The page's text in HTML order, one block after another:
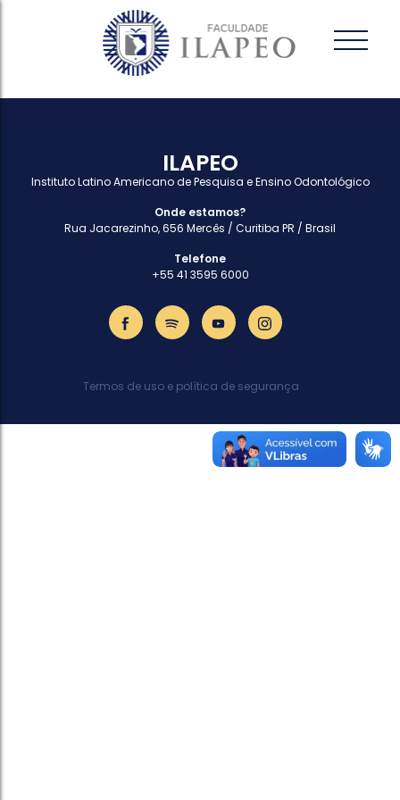
ILAPEO
Instituto Latino Americano de Pesquisa e Ensino Odontológico
Onde estamos?
Rua Jacarezinho, 656 Mercês / Curitiba PR / Brasil
Telefone
+55 41 3595 6000
Termos de uso e política de segurança